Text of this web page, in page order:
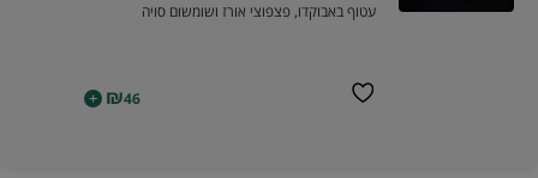
עטוף באבוקדו, פצפוצי אורז ושומשום סויה
₪46
+